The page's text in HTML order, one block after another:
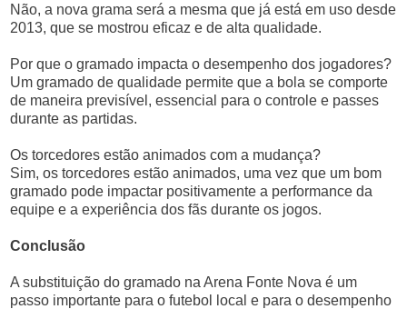
Não, a nova grama será a mesma que já está em uso desde
2013, que se mostrou eficaz e de alta qualidade.
Por que o gramado impacta o desempenho dos jogadores?
Um gramado de qualidade permite que a bola se comporte
de maneira previsível, essencial para o controle e passes
durante as partidas.
Os torcedores estão animados com a mudança?
Sim, os torcedores estão animados, uma vez que um bom
gramado pode impactar positivamente a performance da
equipe e a experiência dos fãs durante os jogos.
Conclusão
A substituição do gramado na Arena Fonte Nova é um
passo importante para o futebol local e para o desempenho